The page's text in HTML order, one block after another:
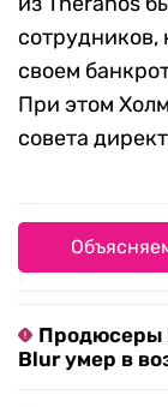
сотрудников,
своем
При этом
совета
Продюсеры
Blur умер в